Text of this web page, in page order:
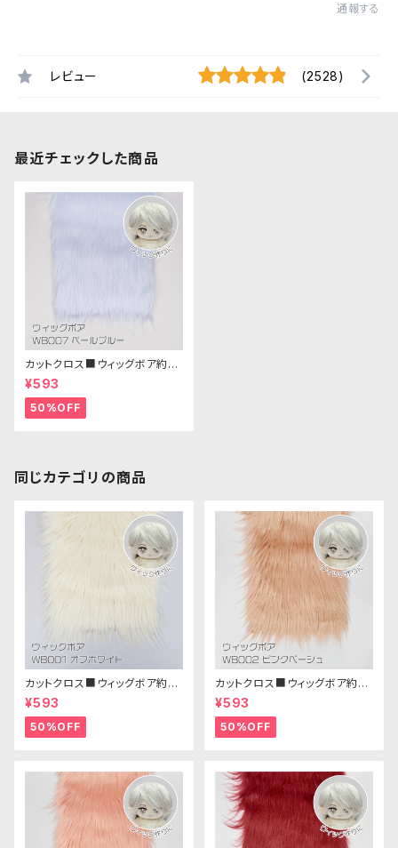
通報する
レビュー (2528)
最近チェックした商品
カットクロス■ウィッグボア約8c
m(ペールブルー)WB007ボア
生地 25cm × 45cm
¥593
50%OFF
同じカテゴリの商品
カットクロス■ウィッグボア約8c
m(オフホワイト)WB001 ボア生
地 25cm × 45cm
¥593
50%OFF
カットクロス■ウィッグボア約8c
m(ピンクベージュ)WB002ボア
生地 25cm × 45cm
¥593
50%OFF